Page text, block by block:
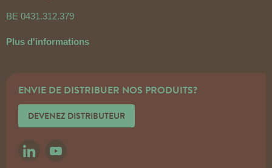
BE 0431.312.379
Plus d'informations
ENVIE DE DISTRIBUER NOS PRODUITS?
DEVENEZ DISTRIBUTEUR
LINKEDINYOUTUBE